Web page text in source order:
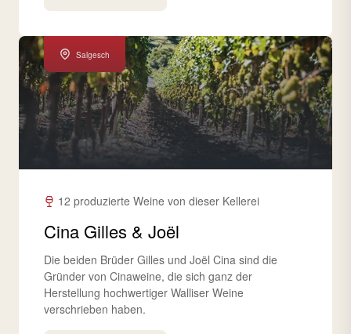
Salgesch
12 produzierte Weine von dieser Kellerei
Cina Gilles & Joël
Die beiden Brüder Gilles und Joël Cina sind die
Gründer von Cinaweine, die sich ganz der
Herstellung hochwertiger Walliser Weine
verschrieben haben.